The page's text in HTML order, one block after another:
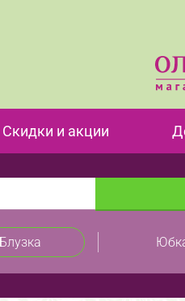
Скидки и акции
Блузка